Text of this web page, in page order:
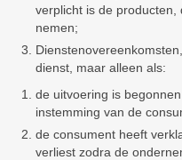
verplicht is de producten,
nemen;
dienst, maar alleen als:
de uitvoering is
instemming van de
de consument heeft
verliest zodra de